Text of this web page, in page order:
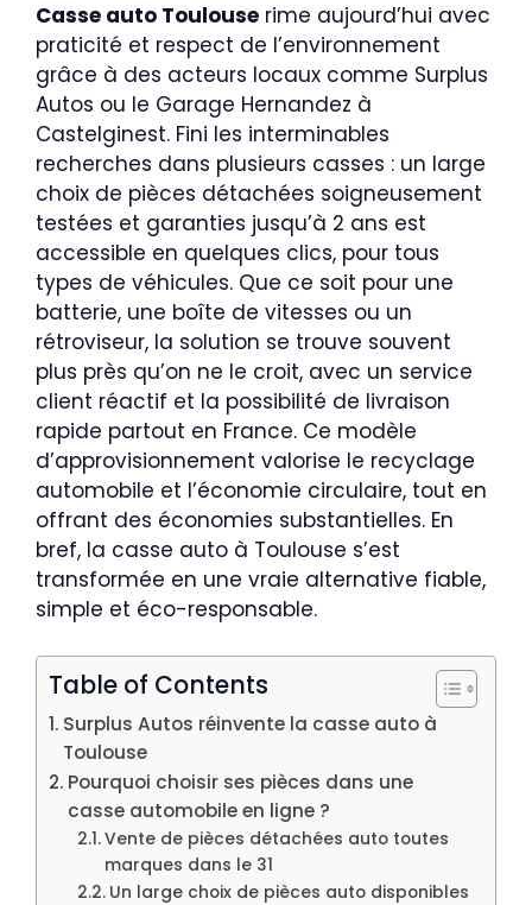
Casse auto Toulouse rime aujourd’hui avec
praticité et respect de l’environnement
grâce à des acteurs locaux comme Surplus
Autos ou le Garage Hernandez à
Castelginest. Fini les interminables
recherches dans plusieurs casses : un large
choix de pièces détachées soigneusement
testées et garanties jusqu’à 2 ans est
accessible en quelques clics, pour tous
types de véhicules. Que ce soit pour une
batterie, une boîte de vitesses ou un
rétroviseur, la solution se trouve souvent
plus près qu’on ne le croit, avec un service
client réactif et la possibilité de livraison
rapide partout en France. Ce modèle
d’approvisionnement valorise le recyclage
automobile et l’économie circulaire, tout en
offrant des économies substantielles. En
bref, la casse auto à Toulouse s’est
transformée en une vraie alternative fiable,
simple et éco-responsable.
Table of Contents
Surplus Autos réinvente la casse auto à
Toulouse
Pourquoi choisir ses pièces dans une
casse automobile en ligne ?
Vente de pièces détachées auto toutes
marques dans le 31
Un large choix de pièces auto disponibles